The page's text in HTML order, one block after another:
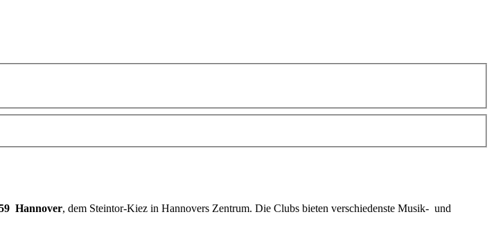
Hannover, dem Steintor-Kiez in Hannovers Zentrum. Die Clubs bieten verschiedenste Musik- und